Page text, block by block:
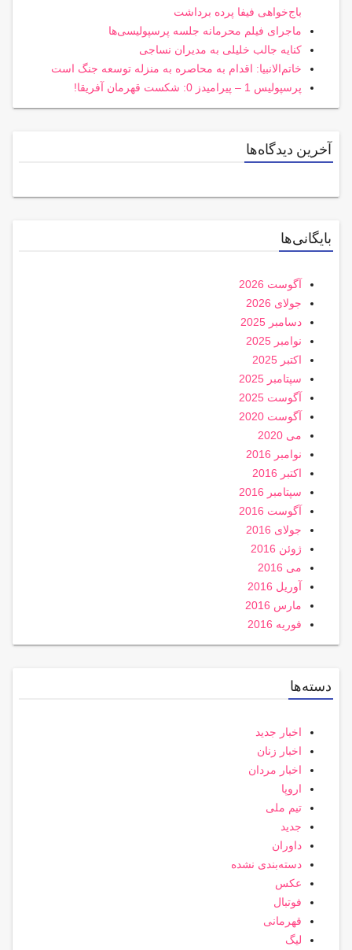
باج‌خواهی فیفا پرده برداشت
ماجرای فیلم محرمانه جلسه پرسپولیسی‌ها
کنایه جالب خلیلی به مدیران نساجی
خاتم‌الانبیا: اقدام به محاصره به منزله توسعه جنگ است
پرسپولیس 1 – پیرامیدز 0: شکست قهرمان آفریقا!
آخرین دیدگاه‌ها
بایگانی‌ها
آگوست 2026
جولای 2026
دسامبر 2025
نوامبر 2025
اکتبر 2025
سپتامبر 2025
آگوست 2025
آگوست 2020
می 2020
نوامبر 2016
اکتبر 2016
سپتامبر 2016
آگوست 2016
جولای 2016
ژوئن 2016
می 2016
آوریل 2016
مارس 2016
فوریه 2016
دسته‌ها
اخبار جدید
اخبار زنان
اخبار مردان
اروپا
تیم ملی
جدید
داوران
دسته‌بندی نشده
عکس
فوتبال
قهرمانی
لیگ